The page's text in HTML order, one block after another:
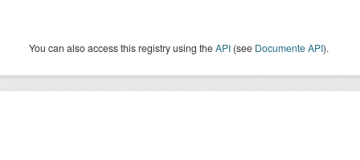
You can also access this registry using theAPI (see Documente API).